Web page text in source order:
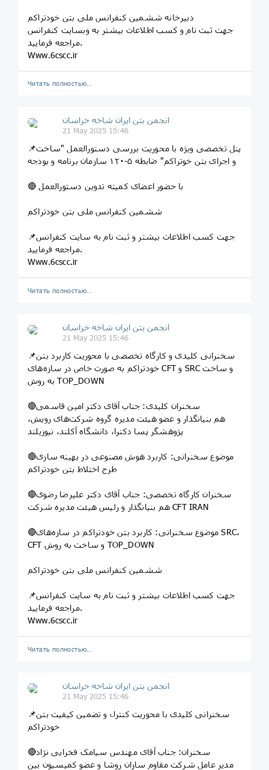
دبیرخانه ششمین کنفرانس ملی بتن خودتراکم
جهت ثبت نام و کسب اطلاعات بیشتر به وبسایت کنفرانس
مراجعه فرمایید.
Www.6cscc.ir
Читать полностью…
انجمن بتن ایران شاخه خراسان
21 May 2025 15:46
📌پنل تخصصی ویژه با محوریت بررسی دستورالعمل "ساخت
و اجرای بتن خوتراکم" ضابطه ۵-۱۲۰ سازمان برنامه و بودجه
🔴 با حضور اعضای کمیته تدوین دستورالعمل
ششمین کنفرانس ملی بتن خودتراکم
📌جهت کسب اطلاعات بیشتر و ثبت نام به سایت کنفرانس
مراجعه فرمایید.
Www.6cscc.ir
Читать полностью…
انجمن بتن ایران شاخه خراسان
21 May 2025 15:46
📌سخنرانی کلیدی و کارگاه تخصصی با محوریت کاربرد بتن
خودتراکم به صورت خاص در سازه‌های CFT و SRC و ساخت
به روش TOP_DOWN
🔴سخنران کلیدی: جناب آقای دکتر امین قاسمی
هم بنیانگذار و عضو هیئت مدیره گروه شرکت‌های رویش،
پژوهشگر پسا دکترا، دانشگاه آکلند، نیوزیلند
🔴موضوع سخنرانی: کاربرد هوش مصنوعی در بهینه سازی
طرح اختلاط بتن خودتراکم
🔴سخنران کارگاه تخصصی: جناب آقای دکتر علیرضا رضوی
هم بنیانگذار و رئیس هیئت مدیره شرکت CFT IRAN
🔴موضوع سخنرانی: کاربرد بتن خودتراکم در سازه‌های SRC،
CFT و ساخت به روش TOP_DOWN
ششمین کنفرانس ملی بتن خودتراکم
📌جهت کسب اطلاعات بیشتر و ثبت نام به سایت کنفرانس
مراجعه فرمایید.
Www.6cscc.ir
Читать полностью…
انجمن بتن ایران شاخه خراسان
21 May 2025 15:46
📌سخنرانی کلیدی با محوریت کنترل و تضمین کیفیت بتن
خودتراکم
🔴سخنران: جناب آقای مهندس سیامک فخرایی نژاد
مدیر عامل شرکت مقاوم سازان روشا و عضو کمیسیون بین